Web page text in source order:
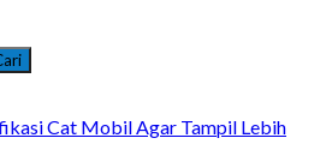
Cat Mobil Agar Tampil Lebih